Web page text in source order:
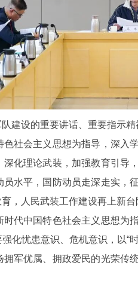
设的重要讲话、重要指示精
会主义思想为指导，深入
化理论武装，加强教育引
水平，国防动员走深走实
，人民武装工作建设再上新台
中国特色社会主义思想为
化忧患意识、危机意识，以
军优属、拥政爱民的光荣传